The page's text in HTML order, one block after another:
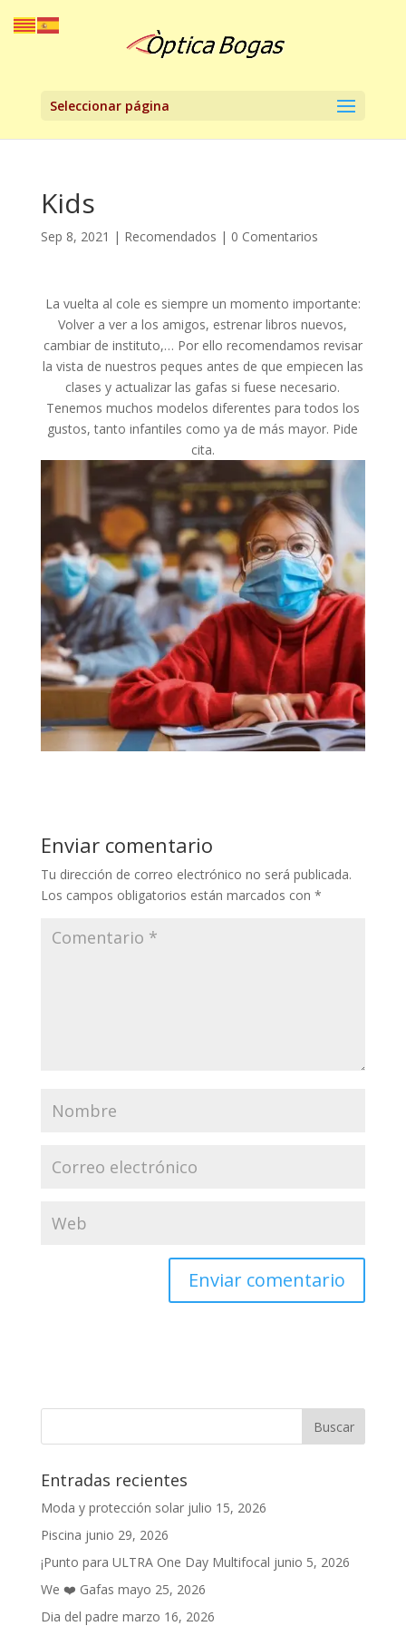
Seleccionar página
Kids
Sep 8, 2021 | Recomendados | 0 Comentarios
La vuelta al cole es siempre un momento importante:
Volver a ver a los amigos, estrenar libros nuevos,
cambiar de instituto,… Por ello recomendamos revisar
la vista de nuestros peques antes de que empiecen las
clases y actualizar las gafas si fuese necesario.
Tenemos muchos modelos diferentes para todos los
gustos, tanto infantiles como ya de más mayor. Pide
cita.
Enviar comentario
Tu dirección de correo electrónico no será publicada.
Los campos obligatorios están marcados con *
Entradas recientes
Moda y protección solar julio 15, 2026
Piscina junio 29, 2026
¡Punto para ULTRA One Day Multifocal junio 5, 2026
We ❤️ Gafas mayo 25, 2026
Dia del padre marzo 16, 2026